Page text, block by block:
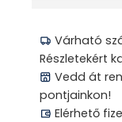
Várható
Részletekért
Vedd át
pontjainkon!
Elérhető